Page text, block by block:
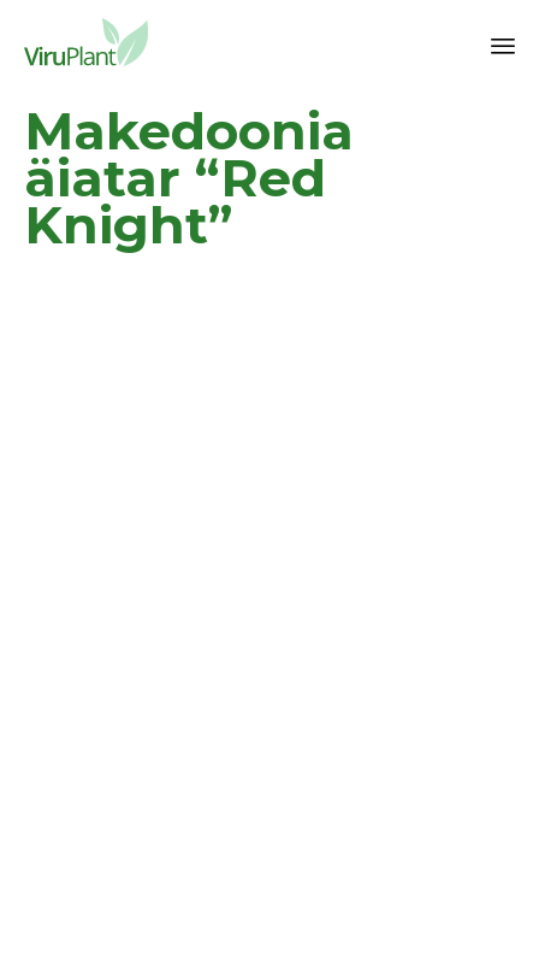
Makedoonia
äiatar “Red
Knight”